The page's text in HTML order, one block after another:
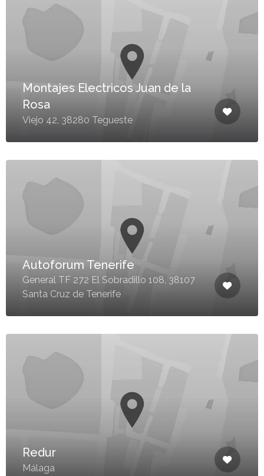
Montajes Electricos Juan de la
Rosa
Viejo 42, 38280 Tegueste
Autoforum Tenerife
General TF 272 El Sobradillo 108, 38107
Santa Cruz de Tenerife
Redur
Málaga